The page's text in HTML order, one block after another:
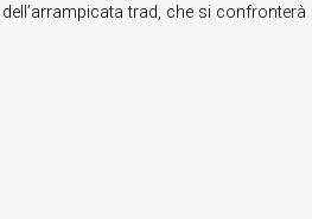
dell’arrampicata trad, che si